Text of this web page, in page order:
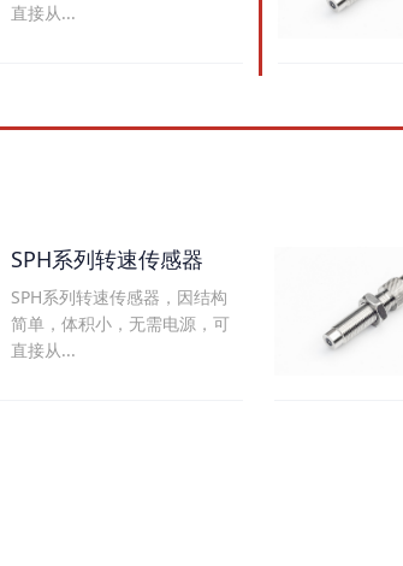
直接从...
SPH系列转速传感器
SPH系列转速传感器，因结构
简单，体积小，无需电源，可
直接从...